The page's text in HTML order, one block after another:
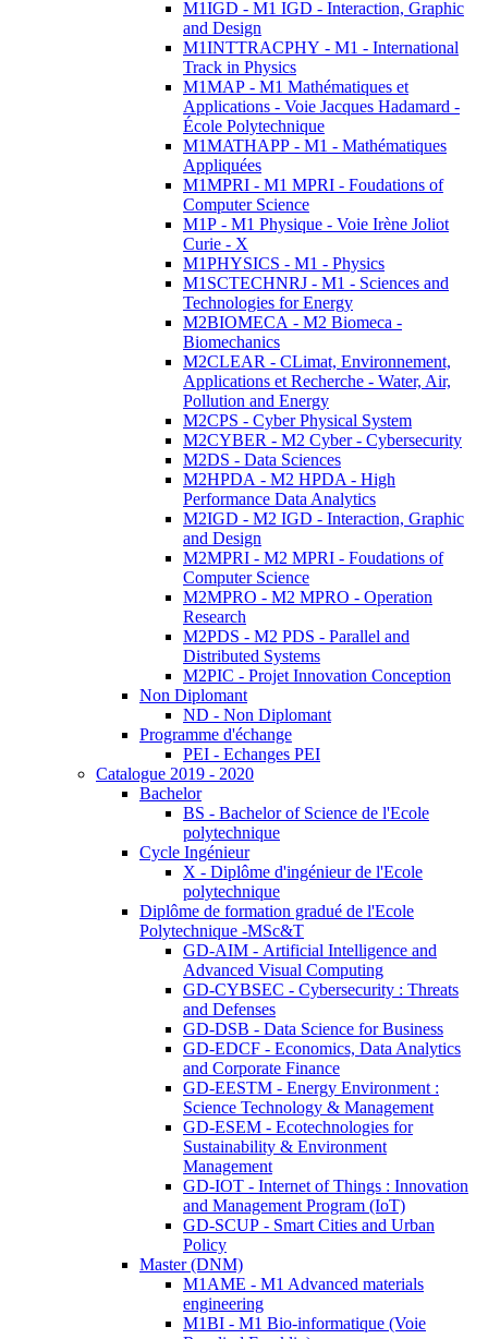
M1IGD - M1 IGD - Interaction, Graphic
and Design
M1INTTRACPHY - M1 - International
Track in Physics
M1MAP - M1 Mathématiques et
Applications - Voie Jacques Hadamard -
École Polytechnique
M1MATHAPP - M1 - Mathématiques
Appliquées
M1MPRI - M1 MPRI - Foudations of
Computer Science
M1P - M1 Physique - Voie Irène Joliot
Curie - X
M1PHYSICS - M1 - Physics
M1SCTECHNRJ - M1 - Sciences and
Technologies for Energy
M2BIOMECA - M2 Biomeca -
Biomechanics
M2CLEAR - CLimat, Environnement,
Applications et Recherche - Water, Air,
Pollution and Energy
M2CPS - Cyber Physical System
M2CYBER - M2 Cyber - Cybersecurity
M2DS - Data Sciences
M2HPDA - M2 HPDA - High
Performance Data Analytics
M2IGD - M2 IGD - Interaction, Graphic
and Design
M2MPRI - M2 MPRI - Foudations of
Computer Science
M2MPRO - M2 MPRO - Operation
Research
M2PDS - M2 PDS - Parallel and
Distributed Systems
M2PIC - Projet Innovation Conception
Non Diplomant
ND - Non Diplomant
Programme d'échange
PEI - Echanges PEI
Catalogue 2019 - 2020
Bachelor
BS - Bachelor of Science de l'Ecole
polytechnique
Cycle Ingénieur
X - Diplôme d'ingénieur de l'Ecole
polytechnique
Diplôme de formation gradué de l'Ecole
Polytechnique -MSc&T
GD-AIM - Artificial Intelligence and
Advanced Visual Computing
GD-CYBSEC - Cybersecurity : Threats
and Defenses
GD-DSB - Data Science for Business
GD-EDCF - Economics, Data Analytics
and Corporate Finance
GD-EESTM - Energy Environment :
Science Technology & Management
GD-ESEM - Ecotechnologies for
Sustainability & Environment
Management
GD-IOT - Internet of Things : Innovation
and Management Program (IoT)
GD-SCUP - Smart Cities and Urban
Policy
Master (DNM)
M1AME - M1 Advanced materials
engineering
M1BI - M1 Bio-informatique (Voie